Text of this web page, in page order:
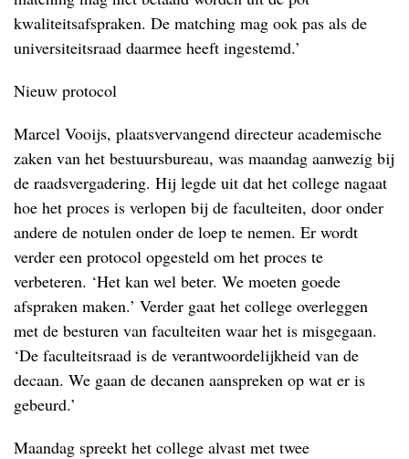
kwaliteitsafspraken. De matching mag ook pas als de
universiteitsraad daarmee heeft ingestemd.’
Nieuw protocol
Marcel Vooijs, plaatsvervangend directeur academische
zaken van het bestuursbureau, was maandag aanwezig bij
de raadsvergadering. Hij legde uit dat het college nagaat
hoe het proces is verlopen bij de faculteiten, door onder
andere de notulen onder de loep te nemen. Er wordt
verder een protocol opgesteld om het proces te
verbeteren. ‘Het kan wel beter. We moeten goede
afspraken maken.’ Verder gaat het college overleggen
met de besturen van faculteiten waar het is misgegaan.
‘De faculteitsraad is de verantwoordelijkheid van de
decaan. We gaan de decanen aanspreken op wat er is
gebeurd.’
Maandag spreekt het college alvast met twee